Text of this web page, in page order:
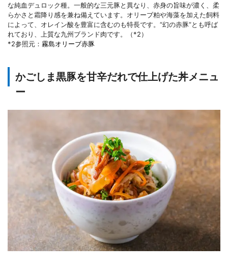
な純血デュロック種。一般的な三元豚と異なり、赤身の旨味が濃く、柔
らかさと霜降り感を兼ね備えています。オリーブ粕や海藻を加えた飼料
によって、オレイン酸を豊富に含むのも特長です。“幻の赤豚”とも呼ば
れており、上質な九州ブランド肉です。（*2）
*2参照元： 霧島オリーブ赤豚
かごしま黒豚を甘辛だれで仕上げた丼メニュ
ー